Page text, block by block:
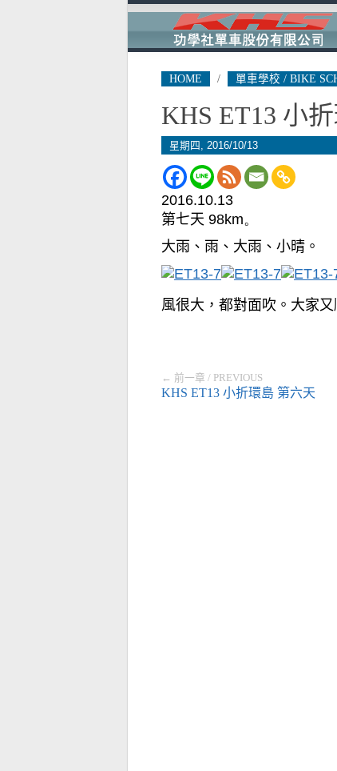
HOME / 單車學校 / BIKE
KHS ET13 小
星期四, 2016/10/13
2016.10.13
第七天 98km。
大雨、雨、大雨、小晴。
風很大，都對面吹。大家又
← 前一章 / PREVIOUS
KHS ET13 小折環島 第六天